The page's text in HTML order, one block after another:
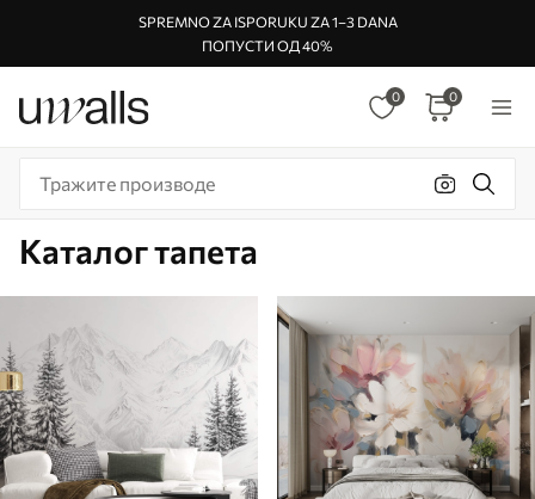
SPREMNO ZA ISPORUKU ZA 1–3 DANA
ПОПУСТИ ОД 40%
0 0
Каталог тапета